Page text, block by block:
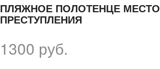
ПЛЯЖНОЕ ПОЛОТЕНЦЕ МЕСТО
ПРЕСТУПЛЕНИЯ
1300 руб.